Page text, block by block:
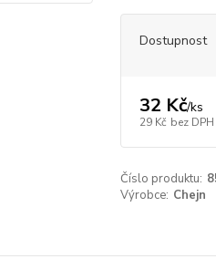
Dostupnost
32 Kč/ks
29 Kč bez DPH
Číslo produktu:
Výrobce: Chejn